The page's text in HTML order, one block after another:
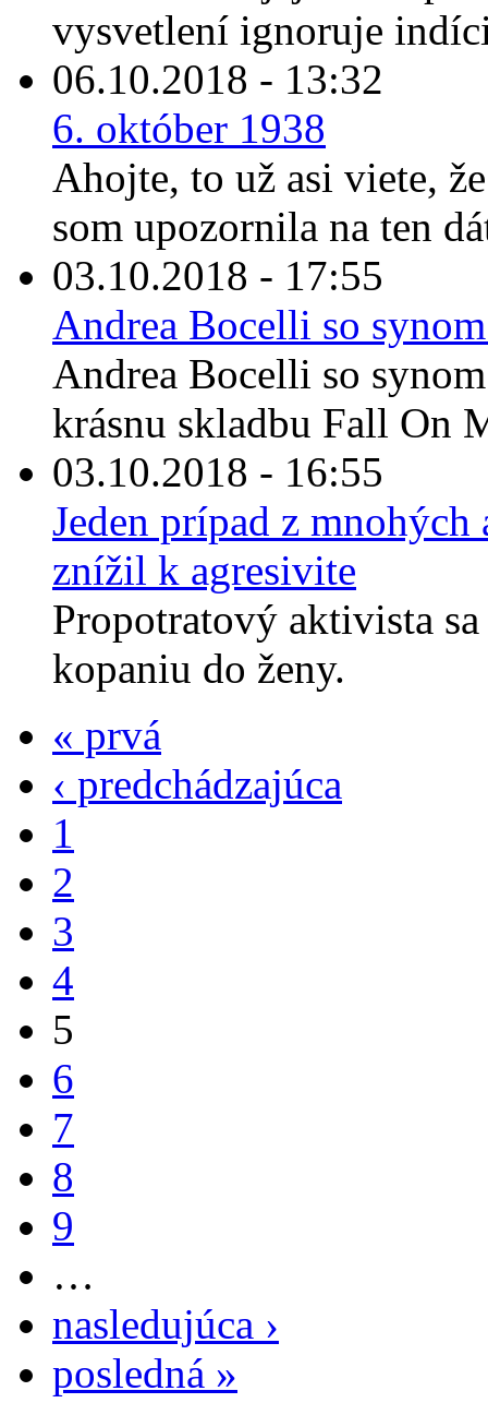
vysvetlení ignoruje
06.10.2018 - 13:32
6. október 1938
Ahojte, to už asi viete,
som upozornila na ten
03.10.2018 - 17:55
Andrea Bocelli so
Andrea Bocelli so
krásnu skladbu Fall On
03.10.2018 - 16:55
Jeden prípad z
znížil k agresivite
Propotratový aktivista
kopaniu do ženy.
« prvá
‹ predchádzajúca
1
2
3
4
5
6
7
8
9
…
nasledujúca ›
posledná »